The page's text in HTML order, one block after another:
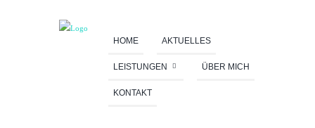
HOME AKTUELLES
LEISTUNGEN ÜBER MICH
KONTAKT